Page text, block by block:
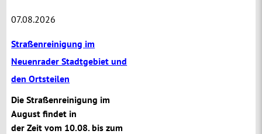
07.08.2026
Straßenreinigung im
Neuenrader Stadtgebiet und
den Ortsteilen
Die Straßenreinigung im
August findet in
der Zeit vom 10.08. bis zum